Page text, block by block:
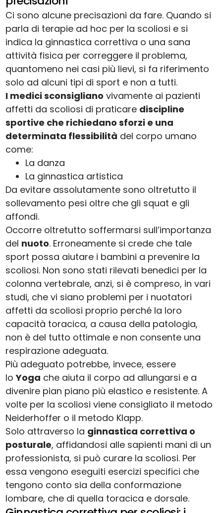
Ci sono alcune precisazioni da fare. Quando si
parla di terapie ad hoc per la scoliosi e si
indica la ginnastica correttiva o una sana
attività fisica per correggere il problema,
quantomeno nei casi più lievi, si fa riferimento
solo ad alcuni tipi di sport e non a tutti.
I medici sconsigliano vivamente ai pazienti
affetti da scoliosi di praticare discipline
sportive che richiedano sforzi e una
determinata flessibilità del corpo umano
come:
La danza
La ginnastica artistica
Da evitare assolutamente sono oltretutto il
sollevamento pesi oltre che gli squat e gli
affondi.
Occorre oltretutto soffermarsi sull’importanza
del nuoto. Erroneamente si crede che tale
sport possa aiutare i bambini a prevenire la
scoliosi. Non sono stati rilevati benedici per la
colonna vertebrale, anzi, si è compreso, in vari
studi, che vi siano problemi per i nuotatori
affetti da scoliosi proprio perché la loro
capacità toracica, a causa della patologia,
non è del tutto ottimale e non consente una
respirazione adeguata.
Più adeguato potrebbe, invece, essere
loYoga che aiuta il corpo ad allungarsi e a
divenire pian piano più elastico e resistente. A
volte per la scoliosi viene consigliato il metodo
Neiderhoffer o il metodo Klapp.
Solo attraverso la ginnastica correttiva o
posturale, affidandosi alle sapienti mani di un
professionista, si può curare la scoliosi. Per
essa vengono eseguiti esercizi specifici che
tengono conto sia della conformazione
lombare, che di quella toracica e dorsale.